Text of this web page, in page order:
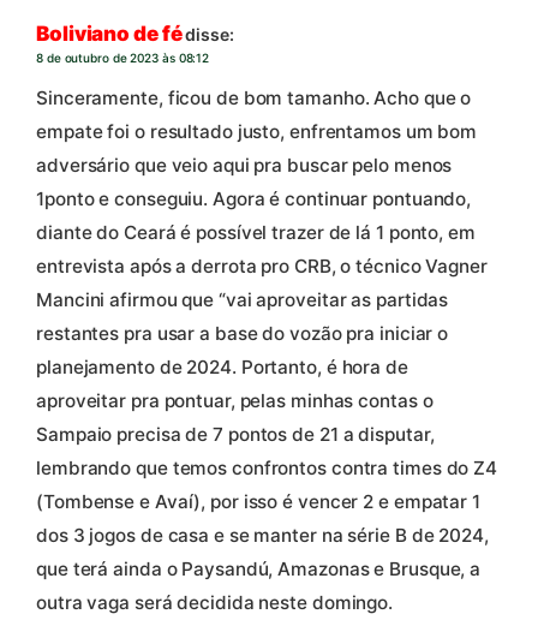
Boliviano de fédisse:
8 de outubro de 2023 às 08:12
Sinceramente, ficou de bom tamanho. Acho que o
empate foi o resultado justo, enfrentamos um bom
adversário que veio aqui pra buscar pelo menos
1ponto e conseguiu. Agora é continuar pontuando,
diante do Ceará é possível trazer de lá 1 ponto, em
entrevista após a derrota pro CRB, o técnico Vagner
Mancini afirmou que “vai aproveitar as partidas
restantes pra usar a base do vozão pra iniciar o
planejamento de 2024. Portanto, é hora de
aproveitar pra pontuar, pelas minhas contas o
Sampaio precisa de 7 pontos de 21 a disputar,
lembrando que temos confrontos contra times do Z4
(Tombense e Avaí), por isso é vencer 2 e empatar 1
dos 3 jogos de casa e se manter na série B de 2024,
que terá ainda o Paysandú, Amazonas e Brusque, a
outra vaga será decidida neste domingo.